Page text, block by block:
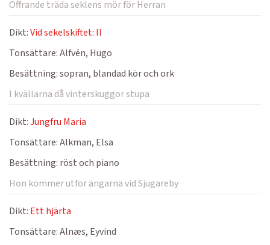
Offrande träda seklens mör för Herran
Dikt:Vid sekelskiftet: II
Tonsättare:Alfvén, Hugo
Besättning:sopran, blandad kör och ork
I kvällarna då vinterskuggor stupa
Dikt:Jungfru Maria
Tonsättare:Alkman, Elsa
Besättning: röst och piano
Hon kommer utför ängarna vid Sjugareby
Dikt: Ett hjärta
Tonsättare:Alnæs, Eyvind